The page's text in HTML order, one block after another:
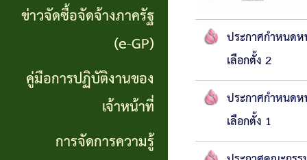
เสี่ยง
ท่อง
เที่ยว
การ
ข่าวจัดซื้อจัดจ้างภาครัฐ
(e-GP)
คู่มือการปฏิบัติงานของ
เจ้าหน้าที่
การจัดการความรู้
ประกาศกำหนด
เลือกตั้ง 2
ประกาศกำหนด
เลือกตั้ง 1